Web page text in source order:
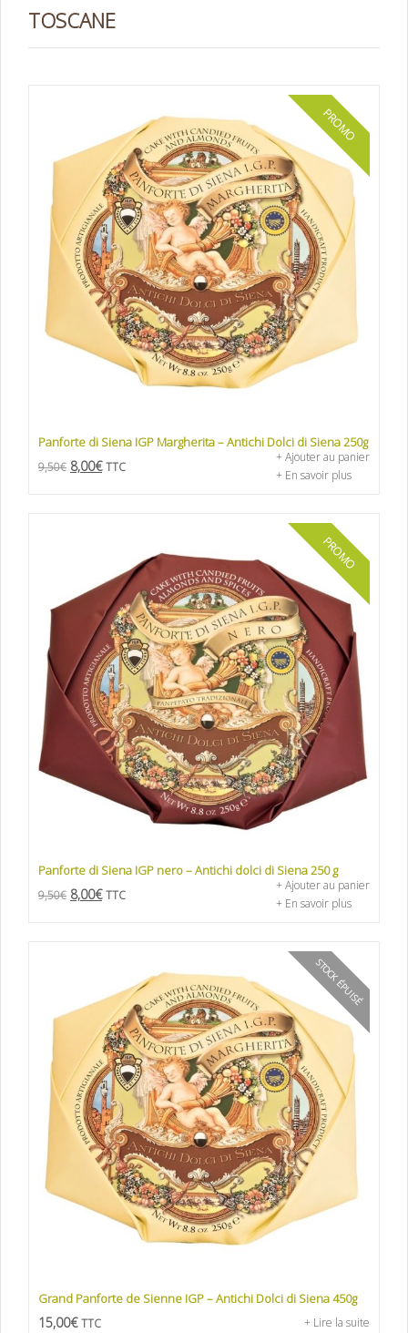
TOSCANE
PROMO
Panforte di Siena IGP Margherita – Antichi Dolci di Siena 250g
9,50€ 8,00€ TTC
+ Ajouter au panier
+ En savoir plus
PROMO
Panforte di Siena IGP nero – Antichi dolci di Siena 250 g
9,50€ 8,00€ TTC
+ Ajouter au panier
+ En savoir plus
STOCK ÉPUISÉ
Grand Panforte de Sienne IGP – Antichi Dolci di Siena 450g
15,00€ TTC + Lire la suite